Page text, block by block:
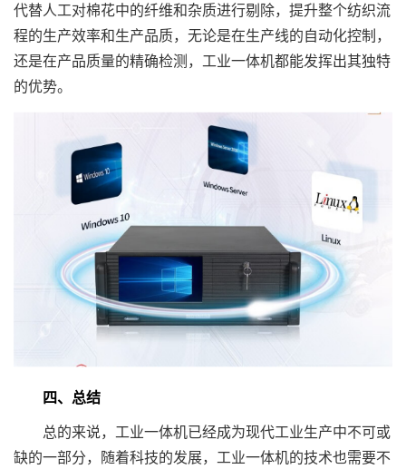
代替人工对棉花中的纤维和杂质进行剔除，提升整个纺织流
程的生产效率和生产品质，无论是在生产线的自动化控制，
还是在产品质量的精确检测，工业一体机都能发挥出其独特
的优势。
四、总结
总的来说，工业一体机已经成为现代工业生产中不可或
缺的一部分，随着科技的发展，工业一体机的技术也需要不